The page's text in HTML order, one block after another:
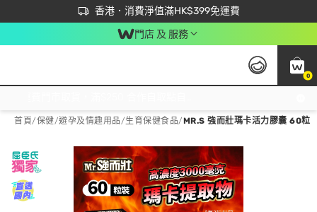
香港．消費淨值滿HK$399免運費
立即成為易賞錢會員盡享獨家優惠
首次APP下單買滿$450 輸入 NEWAPP 即減$50
門店 及 服務
0
首頁/保健/避孕及情趣用品/生育保健食品/MR.S 強而壯瑪卡活力膠囊 60粒